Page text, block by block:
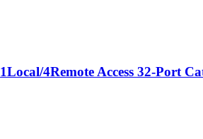
1Local/4Remote Access 32-Port